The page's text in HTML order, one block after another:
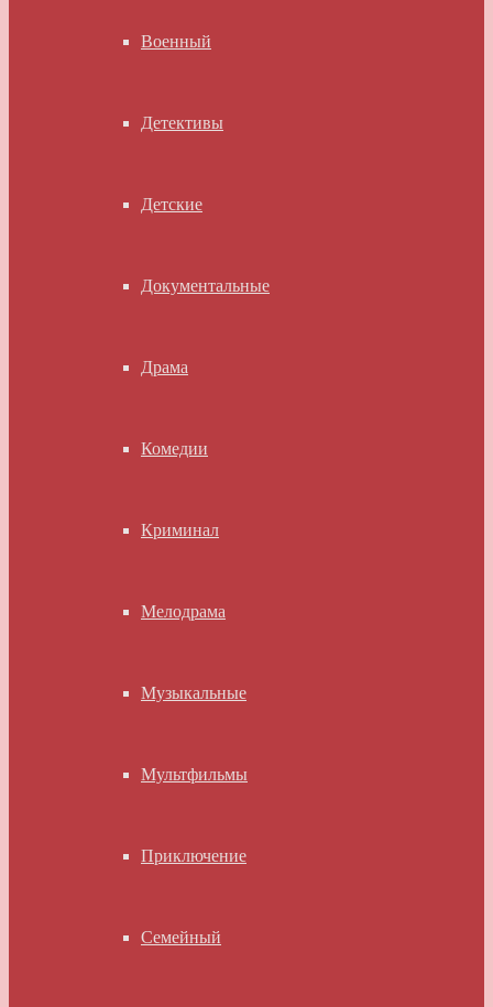
Военный
Детективы
Детские
Документальные
Драма
Комедии
Криминал
Мелодрама
Музыкальные
Мультфильмы
Приключение
Семейный